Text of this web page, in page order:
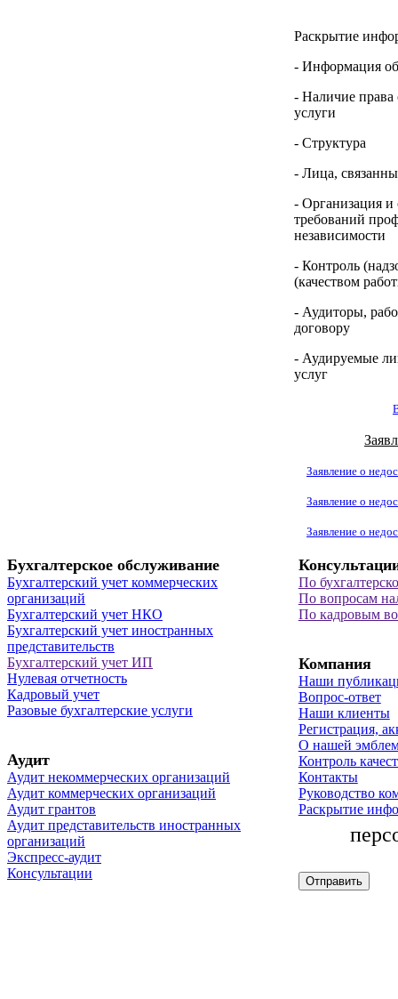
Раскрытие
- Информация
- Наличие права
услуги
- Структура
- Лица,
- Организация и
требований
независимости
- Контроль
(качеством
- Аудиторы,
договору
- Аудируемые
услуг
Заявление о
Заявление о
Заявление о
Бухгалтерское обслуживание
Бухгалтерский учет коммерческих
организаций
Бухгалтерский учет НКО
Бухгалтерский учет иностранных
представительств
Бухгалтерский учет ИП
Нулевая отчетность
Кадровый учет
Разовые бухгалтерские услуги
Аудит
Аудит некоммерческих организаций
Аудит коммерческих организаций
Аудит грантов
Аудит представительств иностранных
организаций
Экспресс-аудит
Консультации
По
По вопросам
По кадровым
Компания
Наши
Вопрос-ответ
Наши клиенты
Регистрация,
О нашей
Контроль
Контакты
Руководство
Раскрытие